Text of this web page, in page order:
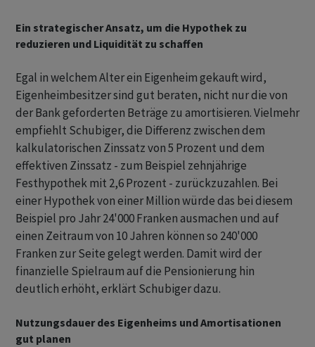
Ein strategischer Ansatz, um die Hypothek zu
reduzieren und Liquidität zu schaffen
Egal in welchem Alter ein Eigenheim gekauft wird,
Eigenheimbesitzer sind gut beraten, nicht nur die von
der Bank geforderten Beträge zu amortisieren. Vielmehr
empfiehlt Schubiger, die Differenz zwischen dem
kalkulatorischen Zinssatz von 5 Prozent und dem
effektiven Zinssatz - zum Beispiel zehnjährige
Festhypothek mit 2,6 Prozent - zurückzuzahlen. Bei
einer Hypothek von einer Million würde das bei diesem
Beispiel pro Jahr 24'000 Franken ausmachen und auf
einen Zeitraum von 10 Jahren können so 240'000
Franken zur Seite gelegt werden. Damit wird der
finanzielle Spielraum auf die Pensionierung hin
deutlich erhöht, erklärt Schubiger dazu.
Nutzungsdauer des Eigenheims und Amortisationen
gut planen